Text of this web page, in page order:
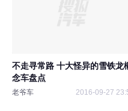
不走寻常路 十大怪异的雪铁龙
念车盘点
老爷车 2016-09-27